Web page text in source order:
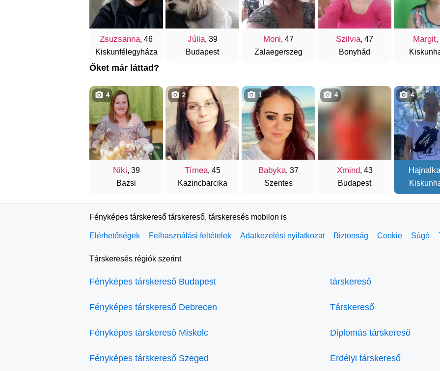
Zsuzsanna, 46
Kiskunfélegyháza
Júlia, 39
Budapest
Moni, 47
Zalaegerszeg
Szilvia, 47
Bonyhád
Margit,
Őket már láttad?
Niki, 39
Bazsi
4
Tímea, 45
Kazincbarcika
2
Babyka, 37
Szentes
1
Xmind, 43
Budapest
4
Hajnalka
4
Fényképes társkereső társkereső, társkeresés mobilon is
Elérhetőségek Felhasználási feltételek Adatkezelési nyilatkozat Biztonság Cookie Súgó
Társkeresés régiók szerint
Fényképes társkereső Budapest
Fényképes társkereső Debrecen
Fényképes társkereső Miskolc
Fényképes társkereső Szeged
társkereső
Társkereső
Diplomás társkereső
Erdélyi társkereső